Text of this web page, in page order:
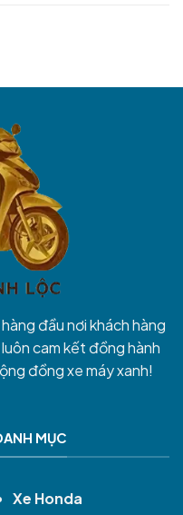
đầu nơi khách hàng
cam kết đồng hành
đồng xe máy xanh!
MỤC
Xe Honda